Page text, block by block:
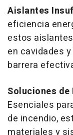
Aislantes
eficiencia
estos
en cavidades
barrera
Soluciones
Esenciales
de incendio,